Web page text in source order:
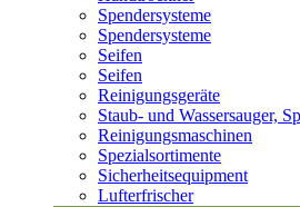
Spendersysteme
Spendersysteme
Seifen
Seifen
Reinigungsgeräte
Staub- und Wassersauger,
Reinigungsmaschinen
Spezialsortimente
Sicherheitsequipment
Lufterfrischer